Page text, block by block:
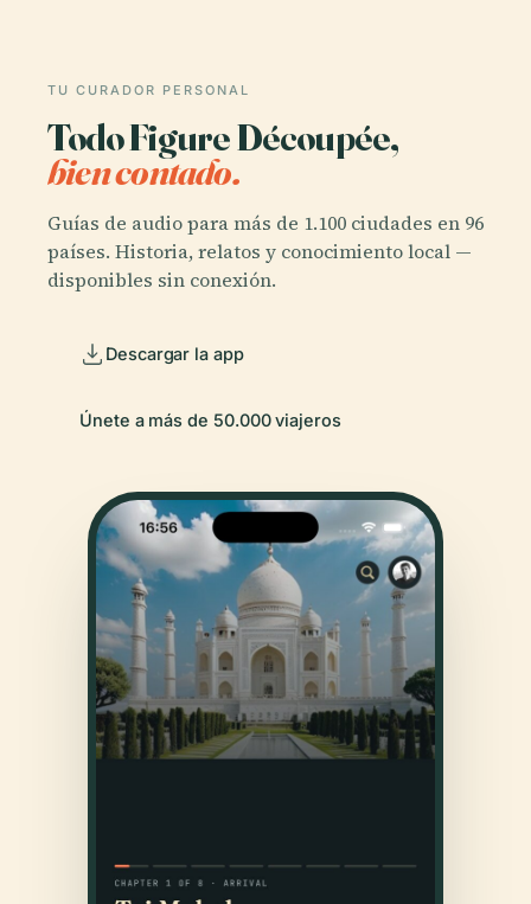
TU CURADOR PERSONAL
Todo Figure Découpée,
bien contado.
Guías de audio para más de 1.100 ciudades en 96
países. Historia, relatos y conocimiento local —
disponibles sin conexión.
Descargar la app
Únete a más de 50.000 viajeros